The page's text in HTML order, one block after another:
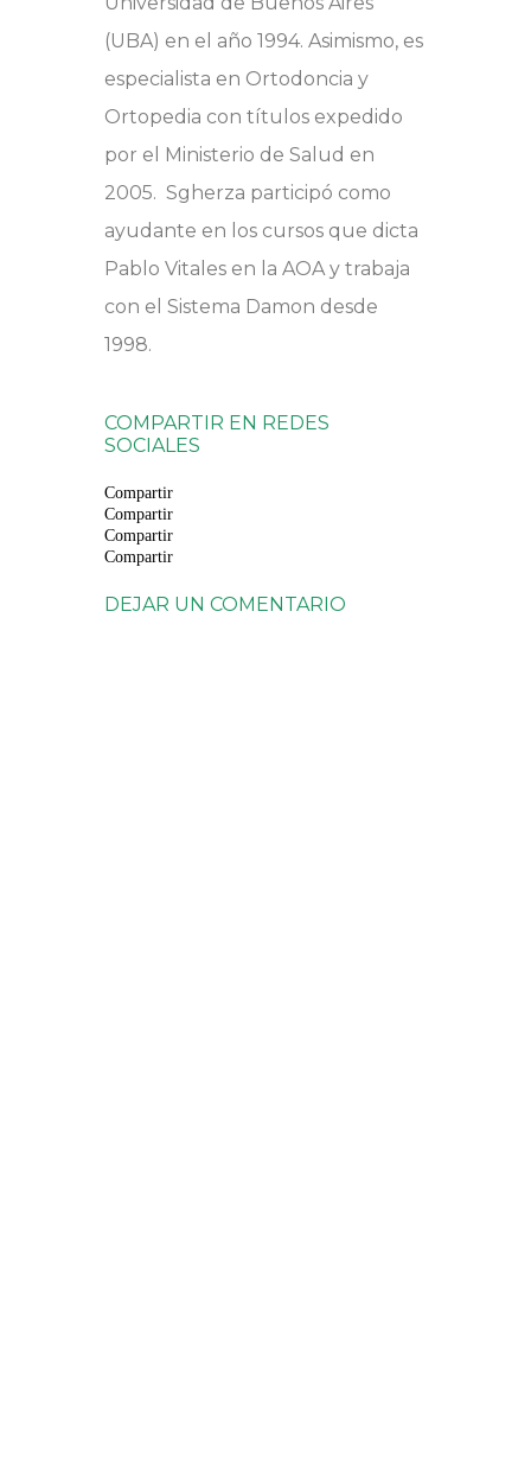
(UBA) en el año 1994. Asimismo, es
especialista en Ortodoncia y
Ortopedia con títulos expedido
por el Ministerio de Salud en
2005. Sgherza participó como
ayudante en los cursos que dicta
Pablo Vitales en la AOA y trabaja
con el Sistema Damon desde
1998.
COMPARTIR EN REDES
SOCIALES
Compartir
Compartir
Compartir
Compartir
DEJAR UN COMENTARIO